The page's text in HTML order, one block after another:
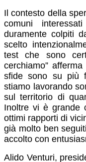
Il contesto della
comuni
duramente colpiti
scelto
test che sono
cerchiamo”
sfide sono su più
stiamo lavorando
sul territorio di
Inoltre vi è grande
ottimi rapporti di
già molto ben
accolto con
Alido Venturi,